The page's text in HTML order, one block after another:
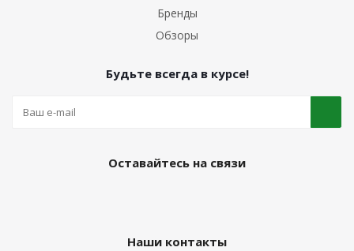
Бренды
Обзоры
Будьте всегда в курсе!
Оставайтесь на связи
Наши контакты